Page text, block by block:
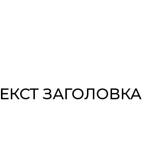
ЗАГОЛОВКА